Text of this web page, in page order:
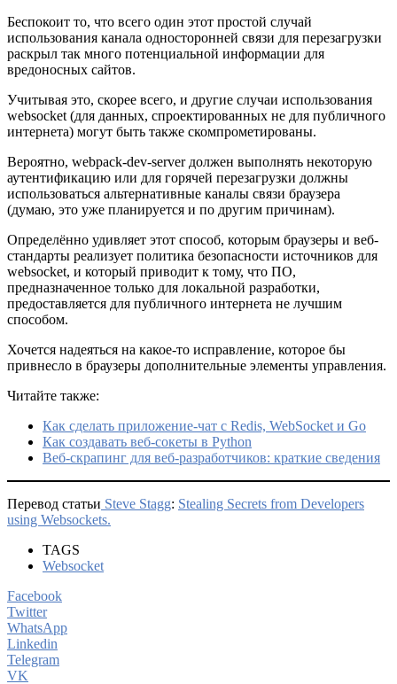
Беспокоит то, что всего один этот простой случай
использования канала односторонней связи для перезагрузки
раскрыл так много потенциальной информации для
вредоносных сайтов.
Учитывая это, скорее всего, и другие случаи использования
websocket (для данных, спроектированных не для публичного
интернета) могут быть также скомпрометированы.
Вероятно, webpack-dev-server должен выполнять некоторую
аутентификацию или для горячей перезагрузки должны
использоваться альтернативные каналы связи браузера
(думаю, это уже планируется и по другим причинам).
Определённо удивляет этот способ, которым браузеры и веб-
стандарты реализует политика безопасности источников для
websocket, и который приводит к тому, что ПО,
предназначенное только для локальной разработки,
предоставляется для публичного интернета не лучшим
способом.
Хочется надеяться на какое-то исправление, которое бы
привнесло в браузеры дополнительные элементы управления.
Читайте также:
Как сделать приложение-чат с Redis, WebSocket и Go
Как создавать веб-сокеты в Python
Веб-скрапинг для веб-разработчиков: краткие сведения
Перевод статьи Steve Stagg: Stealing Secrets from Developers
using Websockets.
TAGS
Websocket
Facebook
Twitter
WhatsApp
Linkedin
Telegram
VK